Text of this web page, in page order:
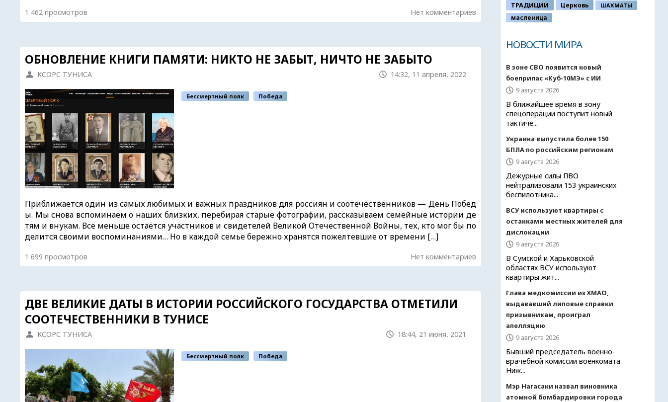
1 462 просмотров Нет комментариев
ОБНОВЛЕНИЕ КНИГИ ПАМЯТИ: НИКТО НЕ ЗАБЫТ, НИЧТО НЕ ЗАБЫТО
КСОРС ТУНИСА 14:32, 11 апреля, 2022
Бессмертный полк Победа
Приближается один из самых любимых и важных праздников для россиян и соотечественников — День Побед
ы. Мы снова вспоминаем о наших близких, перебирая старые фотографии, рассказываем семейные истории де
тям и внукам. Всё меньше остаётся участников и свидетелей Великой Отечественной Войны, тех, кто мог бы по
делится своими воспоминаниями… Но в каждой семье бережно хранятся пожелтевшие от времени […]
1 699 просмотров Нет комментариев
ДВЕ ВЕЛИКИЕ ДАТЫ В ИСТОРИИ РОССИЙСКОГО ГОСУДАРСТВА ОТМЕТИЛИ
СООТЕЧЕСТВЕННИКИ В ТУНИСЕ
КСОРС ТУНИСА 18:44, 21 июня, 2021
Бессмертный полк Победа
ТРАДИЦИИ Церковь
ШАХМАТЫ
масленица
НОВОСТИ МИРА
В зоне СВО появится новый
боеприпас «Куб-10МЭ» с ИИ
9 августа 2026
В ближайшее время в зону
спецоперации поступит новый
тактиче...
Украина выпустила более 150
БПЛА по российским регионам
9 августа 2026
Дежурные силы ПВО
нейтрализовали 153 украинских
беспилотника...
ВСУ используют квартиры с
останками местных жителей для
дислокации
9 августа 2026
В Сумской и Харьковской
областях ВСУ используют
квартиры жит...
Глава медкомиссии из ХМАО,
выдававший липовые справки
призывникам, проиграл
апелляцию
9 августа 2026
Бывший председатель военно-
врачебной комиссии военкомата
Ниж...
Мэр Нагасаки назвал виновника
атомной бомбардировки города